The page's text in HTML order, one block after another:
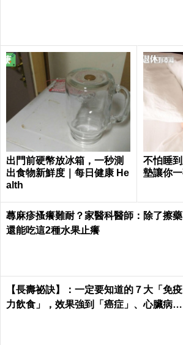
出門前硬幣放冰箱，一秒測
出食物新鮮度｜每日健康 He
alth
不怕睡
墊讓你一
蕁麻疹搔癢難耐？家醫科醫師：除了擦藥
還能吃這2種水果止癢
【長壽祕訣】：一定要知道的７大「免疫
力飲食」，效果強到「癌症」、心臟病、